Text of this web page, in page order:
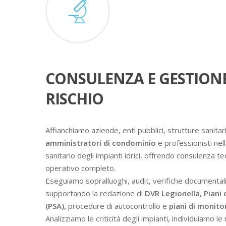
CONSULENZA E
RISCHIO
Affianchiamo aziende, enti pubblici, strutture
amministratori di condominio e professionisti
sanitario degli impianti idrici, offrendo consulenza
operativo completo.
Eseguiamo sopralluoghi, audit, verifiche
supportando la redazione di DVR Legionella, Piani
(PSA), procedure di autocontrollo e piani di
Analizziamo le criticità degli impianti, individuiamo